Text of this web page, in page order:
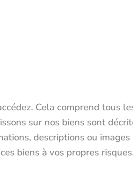
Cela comprend tous
sur nos biens sont
descriptions ou
biens à vos propres